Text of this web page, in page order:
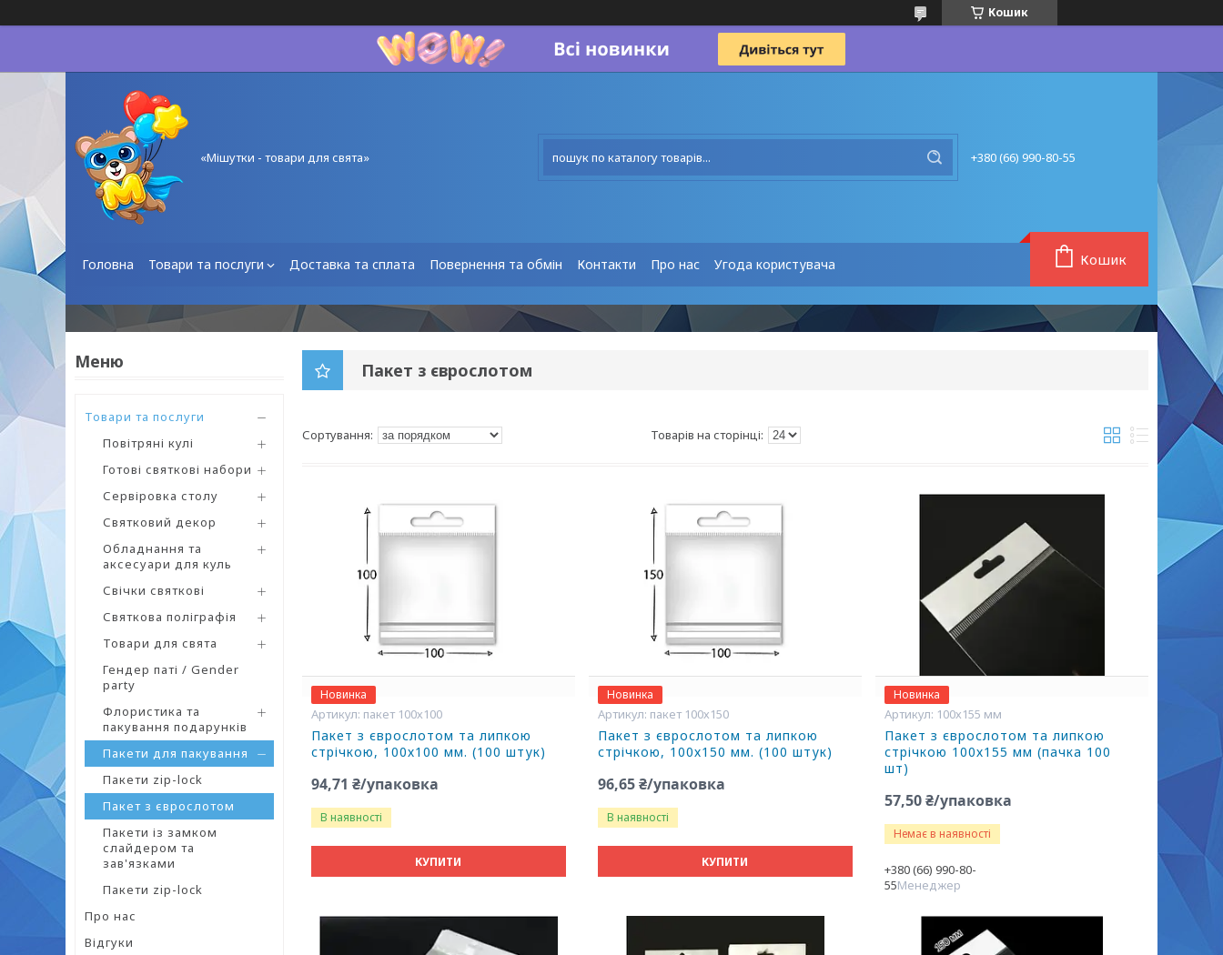
Кошик
«Мішутки - товари для свята» +380 (66) 990-80-55
Головна Товари та послуги Доставка та сплата Повернення та обмін Контакти Про нас Угода користувача Кошик
Товари та послуги
Повітряні кулі
Готові святкові набори
Сервіровка столу
Святковий декор
Обладнання та
аксесуари для куль
Свічки святкові
Святкова поліграфія
Товари для свята
Гендер паті / Gender
party
Флористика та
пакування подарунків
Пакети для пакування
Пакети zip-lock
Пакет з єврослотом
Пакети із замком
слайдером та
зав'язками
Пакети zip-lock
Про нас
Відгуки
Пакет з єврослотом
Новинка
пакет 100х100
Пакет з єврослотом та липкою
стрічкою, 100х100 мм. (100 штук)
94,71 ₴/упаковка
В наявності
КУПИТИ
Новинка
пакет 100х150
Пакет з єврослотом та липкою
стрічкою, 100х150 мм. (100 штук)
96,65 ₴/упаковка
В наявності
КУПИТИ
Новинка
100х155 мм
Пакет з єврослотом та липкою
стрічкою 100х155 мм (пачка 100
шт)
57,50 ₴/упаковка
Немає в наявності
+380 (66) 990-80-
55Менеджер